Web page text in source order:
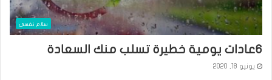
سلام نفسى
٦عادات يومية خطيرة تسلب منك السعادة
يونيو 18, 2020